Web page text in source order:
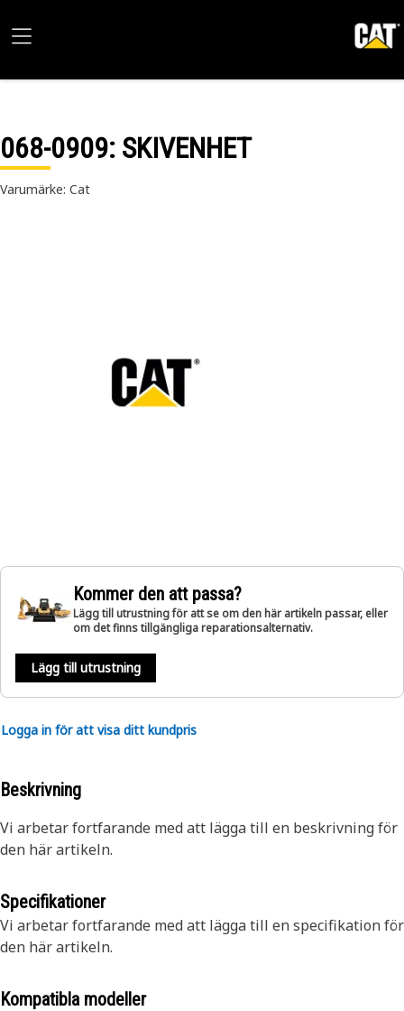
068-0909: SKIVENHET
Varumärke: Cat
Kommer den att passa?
Lägg till utrustning för att se om den här artikeln passar, eller
om det finns tillgängliga reparationsalternativ.
Lägg till utrustning
Logga in för att visa ditt kundpris
Beskrivning
Vi arbetar fortfarande med att lägga till en beskrivning för
den här artikeln.
Specifikationer
Vi arbetar fortfarande med att lägga till en specifikation för
den här artikeln.
Kompatibla modeller